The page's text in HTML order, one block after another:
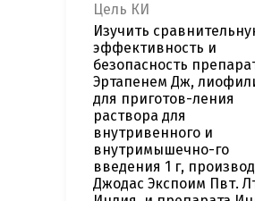
Цель КИ
Изучить
эффективность и
безопасность
Эртапенем Дж,
для приготов-ления
раствора для
внутривенного и
внутримышечно-го
введения 1 г,
Джодас Экспоим Пвт.